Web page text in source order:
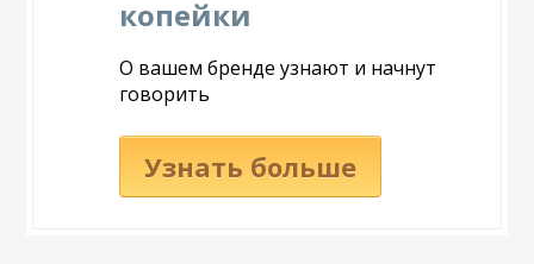
копейки
О вашем бренде узнают и начнут
говорить
Узнать больше